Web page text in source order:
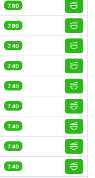
7.60
7.60
7.40
7.40
7.40
7.40
7.40
7.40
7.40